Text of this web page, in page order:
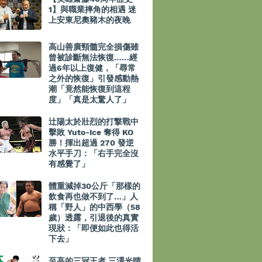
1】與職業摔角的相遇 迷
上安東尼奧豬木的夜晚
高山善廣頸髓完全損傷雖
曾被診斷無法恢復……經
過6年以上復健，「尋常
之外的恢復」引發感動熱
潮「竟然能恢復到這程
度」「真是太驚人了」
辻陽太於壯烈的打撃戰中
擊敗 Yuto-Ice 奪得 KO
勝！揮出超過 270 發逆
水平手刀：「右手完全沒
有感覺了」
體重減掉30公斤「那樣的
飲食再也做不到了…」人
稱「野人」的中西學（58
歲）透露，引退後的真實
現狀：「即便如此也得活
下去」